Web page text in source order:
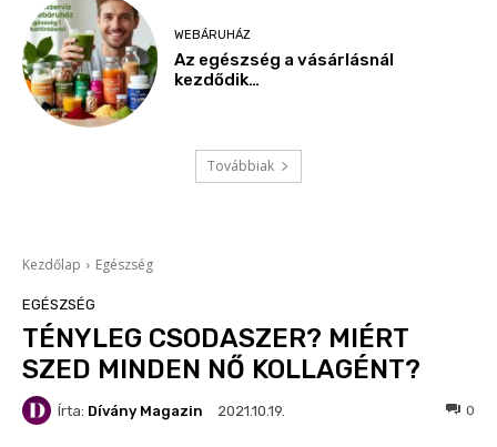
WEBÁRUHÁZ
Az egészség a vásárlásnál
kezdődik…
Továbbiak